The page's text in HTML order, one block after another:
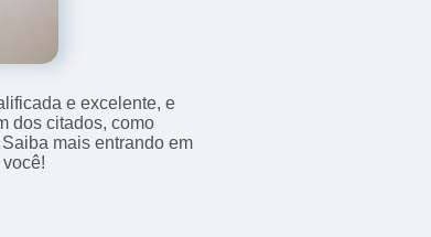
e excelente, e
dos citados, como
mais entrando em